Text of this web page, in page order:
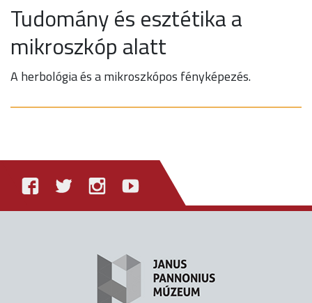
Tudomány és esztétika a
mikroszkóp alatt
A herbológia és a mikroszkópos fényképezés.